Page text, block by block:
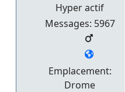
Hyper actif
Messages: 5967
Emplacement:
Drome